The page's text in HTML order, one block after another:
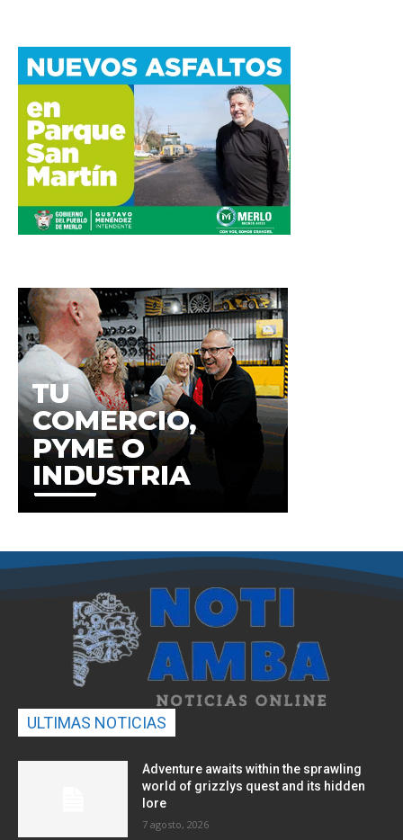
ULTIMAS NOTICIAS
Adventure awaits within the sprawling
world of grizzlys quest and its hidden
lore
7 agosto, 2026